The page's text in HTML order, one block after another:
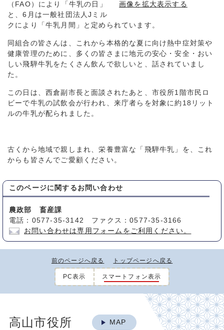
画像を拡大表示する
（FAO）により「牛乳の日」
と、6月は一般社団法人Jミル
クにより「牛乳月間」と定められています。
同組合の皆さんは、これから本格的な夏に向け熱中症対策や
健康管理のために、多くの皆さまに地元の安心・安全・おい
しい飛騨牛乳をたくさん飲んで欲しいと、話されていまし
た。
この日は、西倉副市長と面談されたあと、市役所1階市民ロ
ビーで牛乳の試飲会が行われ、来庁者らを対象に約18リット
ルの牛乳が配られました。
古くから地域で親しまれ、栄養豊富な「飛騨牛乳」を、これ
からも皆さんでご愛顧ください。
このページに関する お問い合わせ
農政部 畜産課
電話：0577-35-3142 ファクス：0577-35-3166
お問い合わせは専用フォームをご利用ください。
前のページへ戻る トップページへ戻る
PC表示 スマートフォン表示
高山市役所 MAP